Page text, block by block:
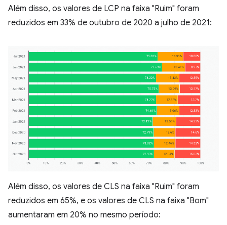
Além disso, os valores de LCP na faixa "Ruim" foram
reduzidos em 33% de outubro de 2020 a julho de 2021:
Além disso, os valores de CLS na faixa "Ruim" foram
reduzidos em 65%, e os valores de CLS na faixa "Bom"
aumentaram em 20% no mesmo período: